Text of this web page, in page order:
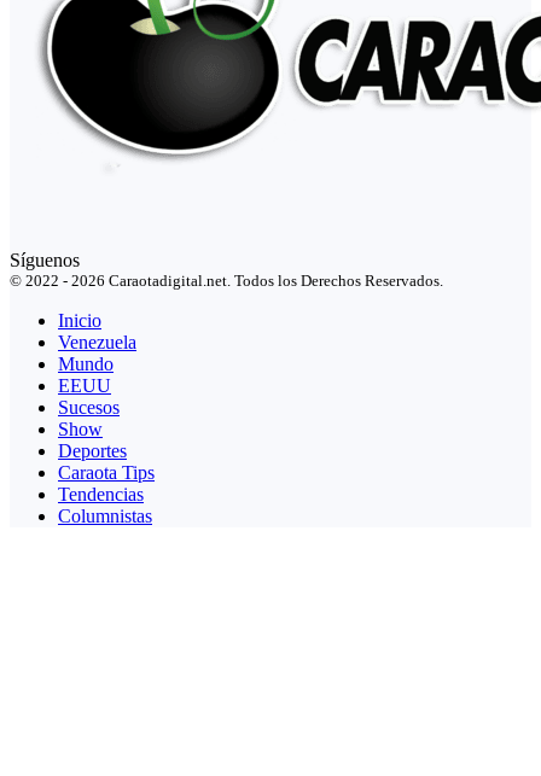
Síguenos
© 2022 - 2026 Caraotadigital.net. Todos los Derechos Reservados.
Inicio
Venezuela
Mundo
EEUU
Sucesos
Show
Deportes
Caraota Tips
Tendencias
Columnistas